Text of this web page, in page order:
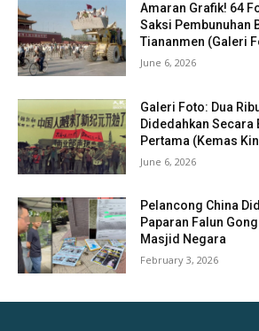
Amaran Grafik! 64
Saksi Pembunuhan
Tiananmen (Galeri
June 6, 2026
Galeri Foto: Dua
Didedahkan Secara
Pertama (Kemas
June 6, 2026
Pelancong China
Paparan Falun
Masjid Negara
February 3, 2026